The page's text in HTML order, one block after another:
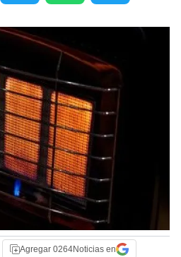
Agregar 0264Noticias en